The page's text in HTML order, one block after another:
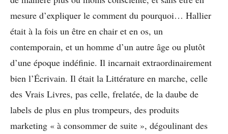
mesure d’expliquer le comment du pourquoi… Hallier
était à la fois un être en chair et en os, un
contemporain, et un homme d’un autre âge ou plutôt
d’une époque indéfinie. Il incarnait extraordinairement
bien l’Écrivain. Il était la Littérature en marche, celle
des Vrais Livres, pas celle, frelatée, de la daube de
labels de plus en plus trompeurs, des produits
marketing « à consommer de suite », dégoulinant des